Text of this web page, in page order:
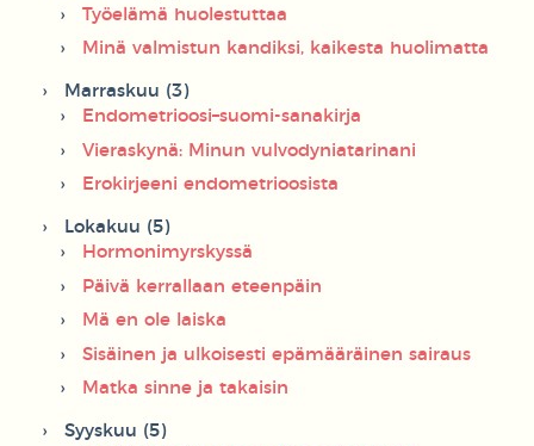
Työelämä huolestuttaa
Minä valmistun kandiksi, kaikesta huolimatta
Marraskuu (3)
Endometrioosi–suomi-sanakirja
Vieraskynä: Minun vulvodyniatarinani
Erokirjeeni endometrioosista
Lokakuu (5)
Hormonimyrskyssä
Päivä kerrallaan eteenpäin
Mä en ole laiska
Sisäinen ja ulkoisesti epämääräinen sairaus
Matka sinne ja takaisin
Syyskuu (5)